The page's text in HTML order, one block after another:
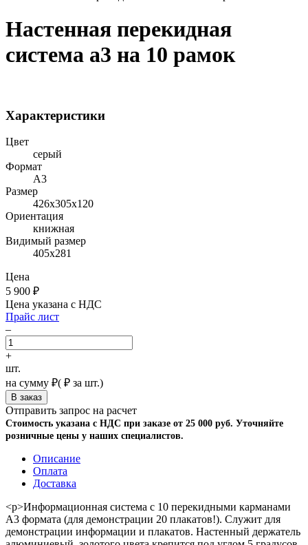
Настенная перекидная
система а3 на 10 рамок
Характеристики
Цвет
серый
Формат
A3
Размер
426х305х120
Ориентация
книжная
Видимый размер
405х281
Цена
5 900 ₽
Цена указана с НДС
Прайс лист
–
+
шт.
на сумму ₽( ₽ за шт.)
Отправить запрос на расчет
Стоимость указана с НДС при заказе от 25 000 руб. Уточняйте
розничные цены у наших специалистов.
Описание
Оплата
Доставка
<p>Информационная система с 10 перекидными карманами
А3 формата (для демонстрации 20 плакатов!). Служит для
демонстрации информации и плакатов. Настенный держатель